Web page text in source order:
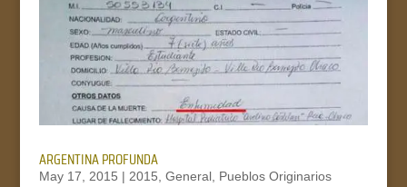
ARGENTINA PROFUNDA
May 17, 2015 | 2015 General, Pueblos Originarios